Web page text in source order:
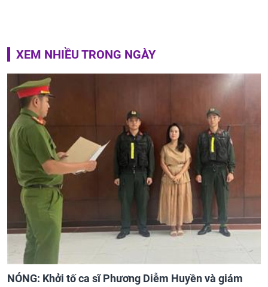
XEM NHIỀU TRONG NGÀY
NÓNG: Khởi tố ca sĩ Phương Diễm Huyền và giám